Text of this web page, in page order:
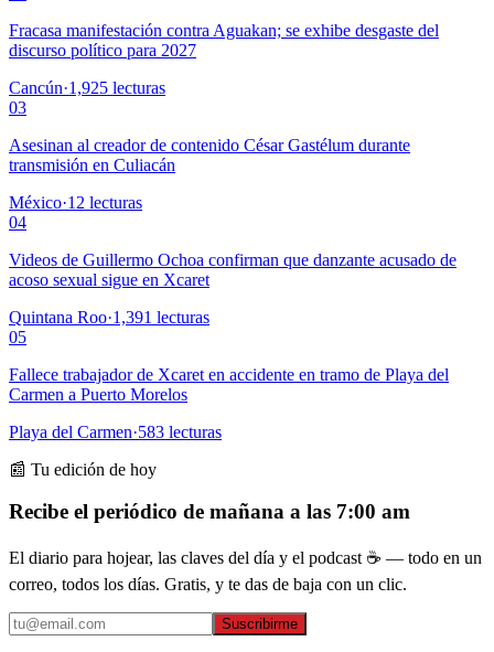
Fracasa manifestación contra Aguakan; se exhibe desgaste del
discurso político para 2027
Cancún·1,925 lecturas
03
Asesinan al creador de contenido César Gastélum durante
transmisión en Culiacán
México·12 lecturas
04
Videos de Guillermo Ochoa confirman que danzante acusado de
acoso sexual sigue en Xcaret
Quintana Roo·1,391 lecturas
05
Fallece trabajador de Xcaret en accidente en tramo de Playa del
Carmen a Puerto Morelos
Playa del Carmen·583 lecturas
📰 Tu edición de hoy
Recibe el periódico de mañana a las 7:00 am
El diario para hojear, las claves del día y el podcast ☕ — todo en un
correo, todos los días. Gratis, y te das de baja con un clic.
Suscribirme